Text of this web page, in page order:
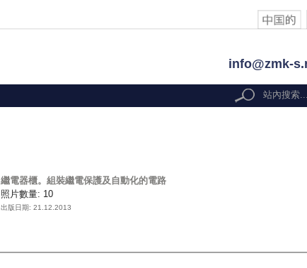
info@zmk-
搜尋表單
search
繼電器櫃。組裝繼電保護及自動化的電路
照片數量: 10
出版日期: 21.12.2013